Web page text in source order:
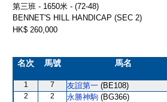
第三班 - 1650米 - (72-48)
BENNET'S HILL HANDICAP (SEC 2)
HK$ 260,000
名次 馬號 馬名
1 7 友誼第一 (BE108)
2 2 永勝神駒 (BG366)